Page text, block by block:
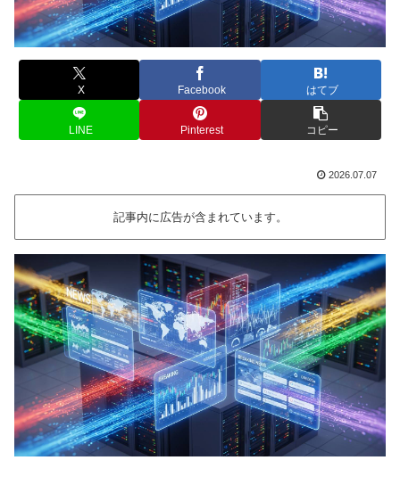
X Facebook はてブ
LINE Pinterest コピー
2026.07.07
記事内に広告が含まれています。